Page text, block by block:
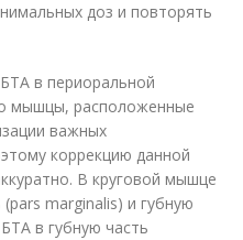
доз и повторять
в периоральной
мышцы, расположенные
важных
коррекцию данной
В круговой мышце
marginalis) и губную
в губную часть